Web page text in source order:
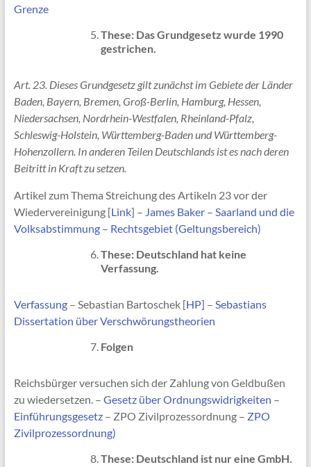
Grenze
These: Das Grundgesetz wurde 1990
gestrichen.
Art. 23. Dieses Grundgesetz gilt zunächst im Gebiete der Länder
Baden, Bayern, Bremen, Groß-Berlin, Hamburg, Hessen,
Niedersachsen, Nordrhein-Westfalen, Rheinland-Pfalz,
Schleswig-Holstein, Württemberg-Baden und Württemberg-
Hohenzollern. In anderen Teilen Deutschlands ist es nach deren
Beitritt in Kraft zu setzen.
Artikel zum Thema Streichung des Artikeln 23 vor der
Wiedervereinigung [Link] – James Baker– Saarland und die
Volksabstimmung– Rechtsgebiet (Geltungsbereich)
These: Deutschland hat keine
Verfassung.
Verfassung– Sebastian Bartoschek [HP] – Sebastians
Dissertation über Verschwörungstheorien
Folgen
Reichsbürger versuchen sich der Zahlung von Geldbußen
zu wiedersetzen. – Gesetz über Ordnungswidrigkeiten –
Einführungsgesetz– ZPO Zivilprozessordnung – ZPO
Zivilprozessordnung)
These: Deutschland ist nur eine GmbH.